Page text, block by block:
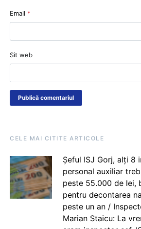
Email *
Sit web
CELE MAI CITITE ARTICOLE
Șeful ISJ Gorj, alți 8
personal auxiliar
peste 55.000 de lei,
pentru decontarea
peste un an /
Marian Staicu: La